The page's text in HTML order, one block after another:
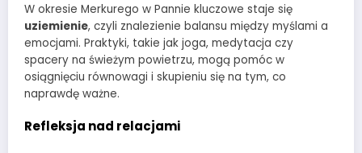
W okresie Merkurego w Pannie kluczowe staje się
uziemienie, czyli znalezienie balansu między myślami a
emocjami. Praktyki, takie jak joga, medytacja czy
spacery na świeżym powietrzu, mogą pomóc w
osiągnięciu równowagi i skupieniu się na tym, co
naprawdę ważne.
Refleksja nad relacjami